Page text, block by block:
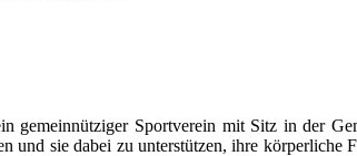
gemeinnütziger Sportverein mit Sitz in der
und sie dabei zu unterstützen, ihre